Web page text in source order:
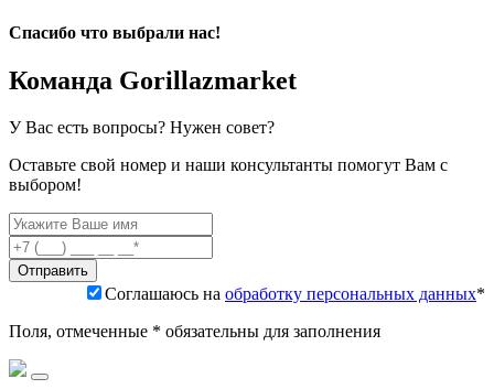
Спасибо что выбрали нас!
Команда Gorillazmarket
У Вас есть вопросы? Нужен совет?
Оставьте свой номер и наши консультанты помогут Вам с
выбором!
Соглашаюсь на обработку персональных данных*
Поля, отмеченные * обязательны для заполнения